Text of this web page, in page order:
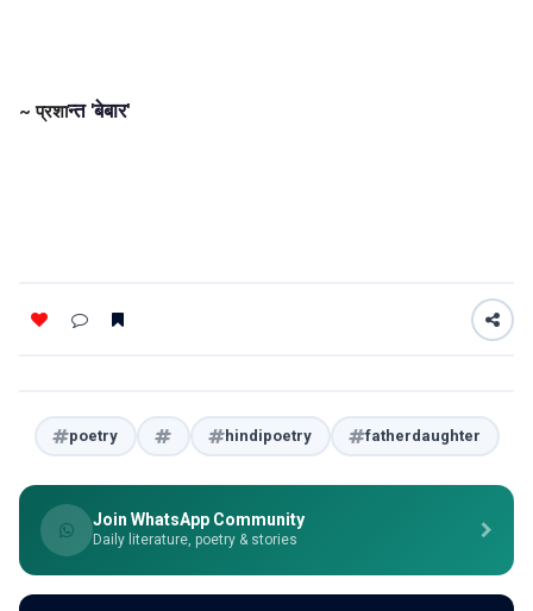
~ प्रशान्त 'बेबार'
poetry hindipoetry fatherdaughter
Join WhatsApp Community
Daily literature, poetry & stories